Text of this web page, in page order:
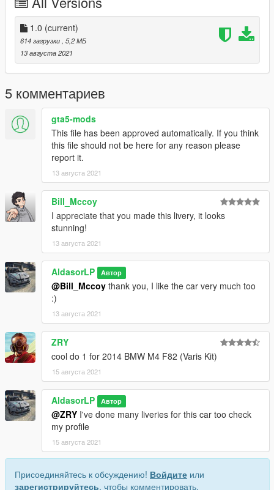
\GrandTheftAutoV\mods\update\x64\dlcpacks\golfmk6\dlc.rpf\x
64\vehicles.rpf nun ersetzt die golfmk6.ytd Datei des
Fahrzeugs.
Funktioniert mit diesem Model:
https://de.gta5-mods.com/vehicles/volkswagen-golf-mk6-5-
door-addon-v0-1
Wenn sie Ihnen gefällt, hinterlassen Sie mir doch ein
Kommentar.
Ihr könnt mich über PayPal oder Patreon unterstützen :)
1.0 (current)
614 загрузки , 5,2 МБ
13 августа 2021
5 комментариев
gta5-mods
This file has been approved automatically. If you think
this file should not be here for any reason please
report it.
13 августа 2021
Bill_Mccoy
I appreciate that you made this livery, it looks
stunning!
13 августа 2021
AldasorLP Автор
@Bill_Mccoy thank you, I like the car very much too
:)
13 августа 2021
ZRY
cool do 1 for 2014 BMW M4 F82 (Varis Kit)
15 августа 2021
AldasorLP Автор
@ZRY I've done many liveries for this car too check
my profile
15 августа 2021
Присоединяйтесь к обсуждению! Войдите или
зарегистрируйтесь, чтобы комментировать.